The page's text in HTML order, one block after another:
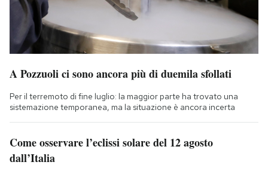
A Pozzuoli ci sono ancora più di duemila sfollati
Per il terremoto di fine luglio: la maggior parte ha trovato una
sistemazione temporanea, ma la situazione è ancora incerta
Come osservare l’eclissi solare del 12 agosto
dall’Italia